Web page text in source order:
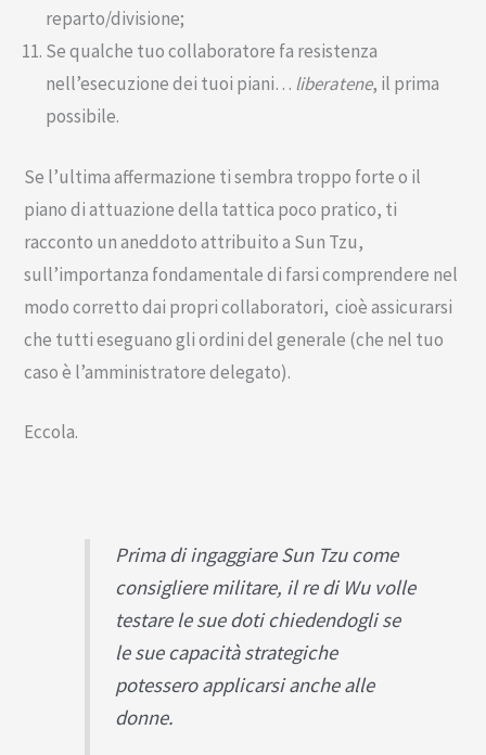
reparto/divisione;
Se qualche tuo collaboratore fa resistenza
nell’esecuzione dei tuoi piani… liberatene, il prima
possibile.
Se l’ultima affermazione ti sembra troppo forte o il
piano di attuazione della tattica poco pratico, ti
racconto un aneddoto attribuito a Sun Tzu,
sull’importanza fondamentale di farsi comprendere nel
modo corretto dai propri collaboratori, cioè assicurarsi
che tutti eseguano gli ordini del generale (che nel tuo
caso è l’amministratore delegato).
Eccola.
Prima di ingaggiare Sun Tzu come
consigliere militare, il re di Wu volle
testare le sue doti chiedendogli se
le sue capacità strategiche
potessero applicarsi anche alle
donne.